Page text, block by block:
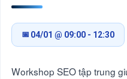
04/01 @ 09:00 - 12:30
Workshop SEO tập trung